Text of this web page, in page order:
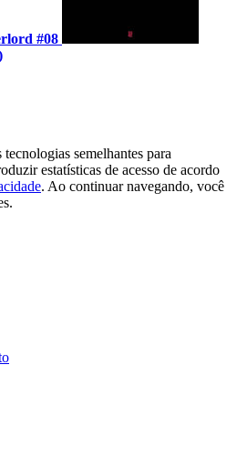
#08
semelhantes para
estatísticas de acesso de acordo
. Ao continuar navegando, você